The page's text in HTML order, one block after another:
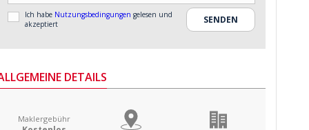
Ich habe Nutzungsbedingungen gelesen und
akzeptiert
DETAILS
Maklergebühr